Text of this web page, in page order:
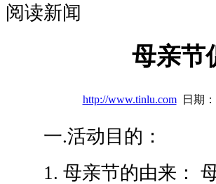
阅读新闻
母亲节
http://www.tinlu.com日期：
一.活动目的：
1. 母亲节的由来： 母